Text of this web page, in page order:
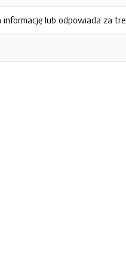
lub odpowiada za